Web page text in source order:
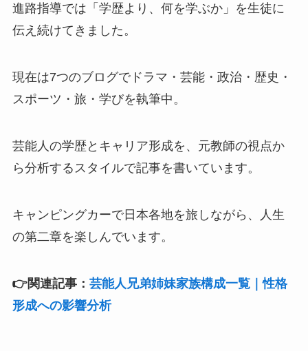
進路指導では「学歴より、何を学ぶか」を生徒に
伝え続けてきました。
現在は7つのブログでドラマ・芸能・政治・歴史・
スポーツ・旅・学びを執筆中。
芸能人の学歴とキャリア形成を、元教師の視点か
ら分析するスタイルで記事を書いています。
キャンピングカーで日本各地を旅しながら、人生
の第二章を楽しんでいます。
👉関連記事： 芸能人兄弟姉妹家族構成一覧｜性格
形成への影響分析